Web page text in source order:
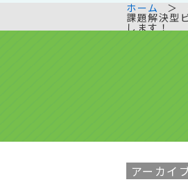
ホーム
課題解決型
します！
アーカイ